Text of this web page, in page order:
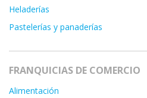
Heladerías
Pastelerías y panaderías
FRANQUICIAS DE COMERCIO
Alimentación